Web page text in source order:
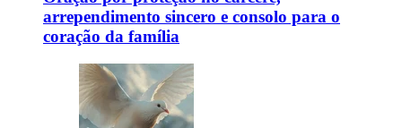
arrependimento sincero e consolo para o
coração da família